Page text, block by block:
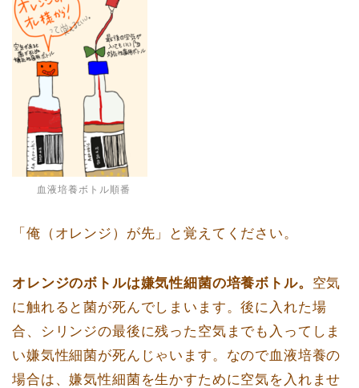
血液培養ボトル順番
「俺（オレンジ）が先」と覚えてください。
オレンジのボトルは嫌気性細菌の培養ボトル。 空気
に触れると菌が死んでしまいます。後に入れた場
合、シリンジの最後に残った空気までも入ってしま
い嫌気性細菌が死んじゃいます。なので血液培養の
場合は、嫌気性細菌を生かすために空気を入れませ